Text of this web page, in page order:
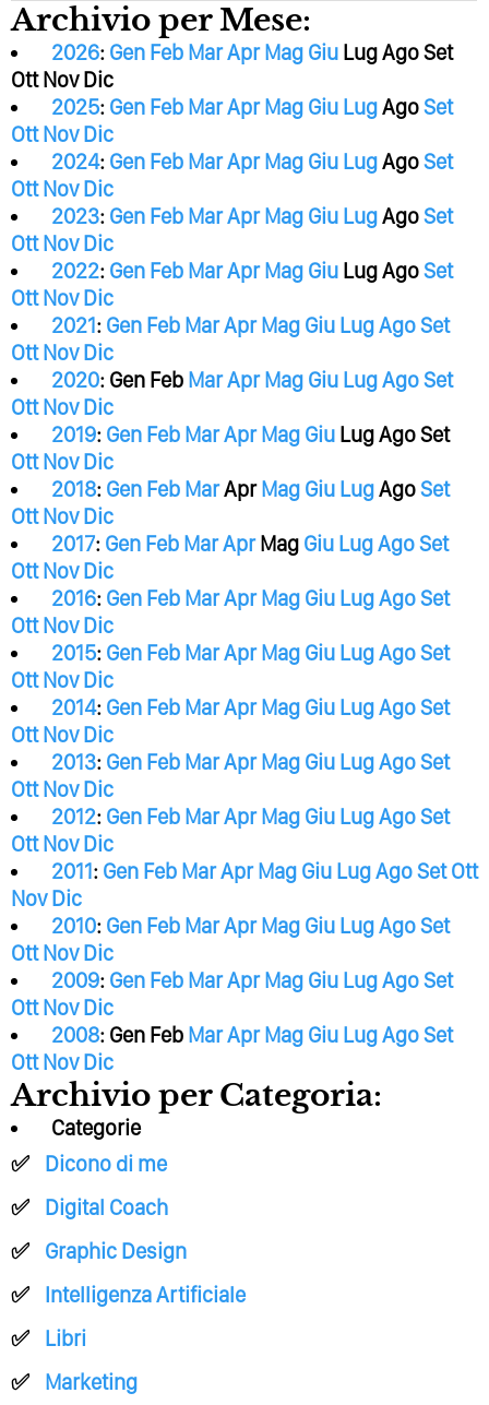
Archivio per Mese:
2026: Gen Feb MarApr Mag Giu LugAgoSet
Ott Nov Dic
2025: Gen Feb MarApr Mag Giu LugAgoSet
Ott Nov Dic
2024: Gen Feb MarApr Mag Giu LugAgoSet
Ott Nov Dic
2023: Gen Feb MarApr Mag Giu LugAgoSet
Ott Nov Dic
2022: Gen Feb MarApr Mag Giu LugAgoSet
Ott Nov Dic
2021: Gen Feb MarApr Mag Giu LugAgoSet
Ott Nov Dic
2020: Gen Feb MarApr Mag Giu LugAgoSet
Ott Nov Dic
2019: Gen Feb MarApr Mag Giu LugAgoSet
Ott Nov Dic
2018: Gen Feb MarApr Mag Giu LugAgoSet
Ott Nov Dic
2017: Gen Feb MarApr Mag Giu LugAgoSet
Ott Nov Dic
2016: Gen Feb MarApr Mag Giu LugAgoSet
Ott Nov Dic
2015: Gen Feb MarApr Mag Giu LugAgoSet
Ott Nov Dic
2014: Gen Feb MarApr Mag Giu LugAgoSet
Ott Nov Dic
2013: Gen Feb MarApr Mag Giu LugAgoSet
Ott Nov Dic
2012: Gen Feb MarApr Mag Giu LugAgoSet
Ott Nov Dic
2011: Gen Feb MarApr Mag Giu LugAgoSet Ott
Nov Dic
2010: Gen Feb MarApr Mag Giu LugAgoSet
Ott Nov Dic
2009: Gen Feb MarApr Mag Giu LugAgoSet
Ott Nov Dic
2008: Gen Feb MarApr Mag Giu LugAgoSet
Ott Nov Dic
Archivio per Categoria:
Categorie
Dicono di me
Digital Coach
Graphic Design
Intelligenza Artificiale
Libri
Marketing